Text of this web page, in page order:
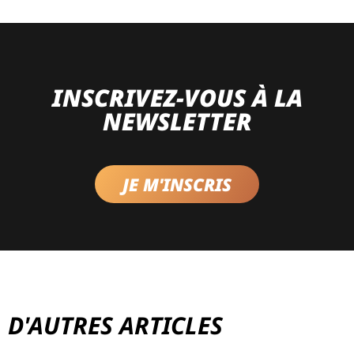
INSCRIVEZ-VOUS À LA
NEWSLETTER
JE M'INSCRIS
D'AUTRES ARTICLES